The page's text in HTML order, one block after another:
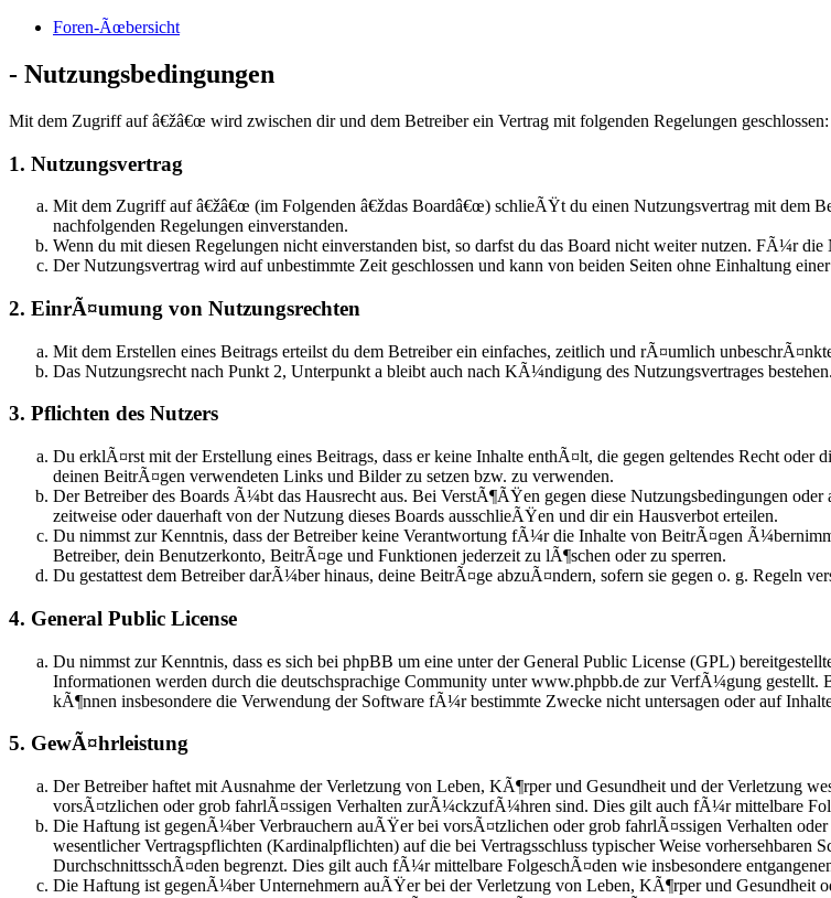
Foren-Ãœbersicht
- Nutzungsbedingungen
Mit dem Zugriff auf â€žâ€œ wird zwischen dir und dem Betreiber ein Vertrag mit folgenden Regelungen geschlossen:
1. Nutzungsvertrag
Mit dem Zugriff auf â€žâ€œ (im Folgenden â€ždas Boardâ€œ) schlieÃŸt du einen Nutzungsvertrag mit dem
nachfolgenden Regelungen einverstanden.
Wenn du mit diesen Regelungen nicht einverstanden bist, so darfst du das Board nicht weiter nutzen. FÃ¼r
Der Nutzungsvertrag wird auf unbestimmte Zeit geschlossen und kann von beiden Seiten ohne Einhaltung
2. EinrÃ¤umung von Nutzungsrechten
Mit dem Erstellen eines Beitrags erteilst du dem Betreiber ein einfaches, zeitlich und rÃ¤umlich
Das Nutzungsrecht nach Punkt 2, Unterpunkt a bleibt auch nach KÃ¼ndigung des Nutzungsvertrages bestehen.
3. Pflichten des Nutzers
Du erklÃ¤rst mit der Erstellung eines Beitrags, dass er keine Inhalte enthÃ¤lt, die gegen geltendes Recht
deinen BeitrÃ¤gen verwendeten Links und Bilder zu setzen bzw. zu verwenden.
Der Betreiber des Boards Ã¼bt das Hausrecht aus. Bei VerstÃ¶ÃŸen gegen diese Nutzungsbedingungen
zeitweise oder dauerhaft von der Nutzung dieses Boards ausschlieÃŸen und dir ein Hausverbot erteilen.
Du nimmst zur Kenntnis, dass der Betreiber keine Verantwortung fÃ¼r die Inhalte von BeitrÃ¤gen
Betreiber, dein Benutzerkonto, BeitrÃ¤ge und Funktionen jederzeit zu lÃ¶schen oder zu sperren.
Du gestattest dem Betreiber darÃ¼ber hinaus, deine BeitrÃ¤ge abzuÃ¤ndern, sofern sie gegen o. g. Regeln
4. General Public License
Du nimmst zur Kenntnis, dass es sich bei phpBB um eine unter der General Public License (GPL)
Informationen werden durch die deutschsprachige Community unter www.phpbb.de zur VerfÃ¼gung
kÃ¶nnen insbesondere die Verwendung der Software fÃ¼r bestimmte Zwecke nicht untersagen oder auf
5. GewÃ¤hrleistung
Der Betreiber haftet mit Ausnahme der Verletzung von Leben, KÃ¶rper und Gesundheit und der Verletzung
vorsÃ¤tzlichen oder grob fahrlÃ¤ssigen Verhalten zurÃ¼ckzufÃ¼hren sind. Dies gilt auch fÃ¼r mittelbare
Die Haftung ist gegenÃ¼ber Verbrauchern auÃŸer bei vorsÃ¤tzlichen oder grob fahrlÃ¤ssigen Verhalten
wesentlicher Vertragspflichten (Kardinalpflichten) auf die bei Vertragsschluss typischer Weise
DurchschnittsschÃ¤den begrenzt. Dies gilt auch fÃ¼r mittelbare FolgeschÃ¤den wie insbesondere
Die Haftung ist gegenÃ¼ber Unternehmern auÃŸer bei der Verletzung von Leben, KÃ¶rper und Gesundheit